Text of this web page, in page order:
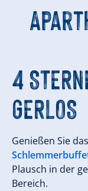
4
GERLOS
Genießen Sie
Plausch in der
Bereich.